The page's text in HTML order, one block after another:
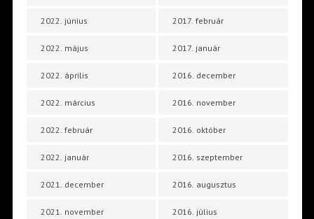
2022. június
2022. május
2022. április
2022. március
2022. február
2022. január
2021. december
2021. november
2017. február
2017. január
2016. december
2016. november
2016. október
2016. szeptember
2016. augusztus
2016. július